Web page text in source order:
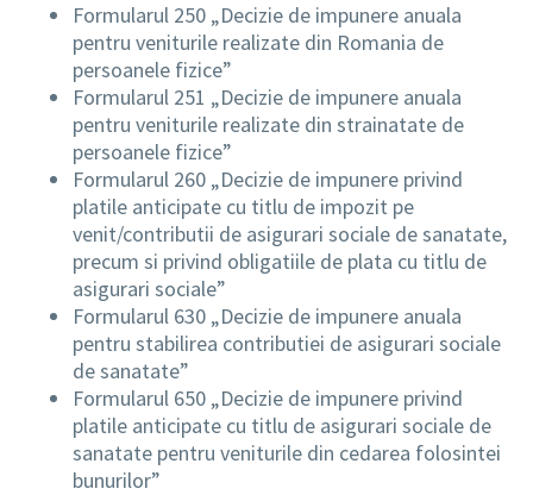
Formularul 250 „Decizie de impunere anuala
pentru veniturile realizate din Romania de
persoanele fizice”
Formularul 251 „Decizie de impunere anuala
pentru veniturile realizate din strainatate de
persoanele fizice”
Formularul 260 „Decizie de impunere privind
platile anticipate cu titlu de impozit pe
venit/contributii de asigurari sociale de sanatate,
precum si privind obligatiile de plata cu titlu de
asigurari sociale”
Formularul 630 „Decizie de impunere anuala
pentru stabilirea contributiei de asigurari sociale
de sanatate”
Formularul 650 „Decizie de impunere privind
platile anticipate cu titlu de asigurari sociale de
sanatate pentru veniturile din cedarea folosintei
bunurilor”